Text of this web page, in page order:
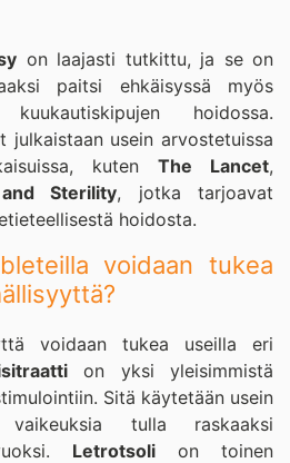
on laajasti tutkittu, ja se on
paitsi ehkäisyssä myös
hoidossa.
julkaistaan usein arvostetuissa
kuten The Lancet,
Sterility, jotka tarjoavat
hoidosta.
voidaan tukea
voidaan tukea useilla eri
on yksi yleisimmistä
Sitä käytetään usein
tulla raskaaksi
Letrotsoli on toinen